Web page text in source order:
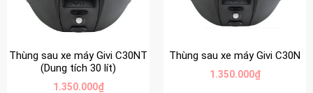
Thùng sau xe máy Givi C30NT
(Dung tích 30 lít)
1.350.000₫
Thùng sau xe máy Givi C30N
1.350.000₫